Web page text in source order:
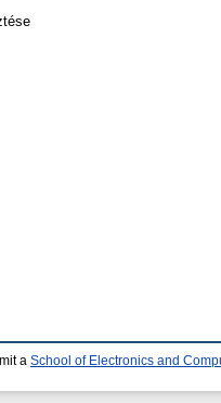
a School of Electronics and